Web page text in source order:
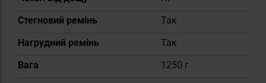
Стегновий ремінь
Так
Нагрудний ремінь
Так
Вага
1250 г